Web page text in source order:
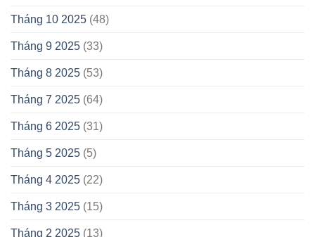
Tháng 10 2025 (48)
Tháng 9 2025 (33)
Tháng 8 2025 (53)
Tháng 7 2025 (64)
Tháng 6 2025 (31)
Tháng 5 2025 (5)
Tháng 4 2025 (22)
Tháng 3 2025 (15)
Tháng 2 2025 (13)